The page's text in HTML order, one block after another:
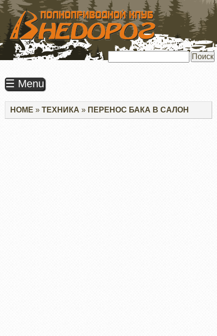
ПЕРЕЙТИ
ОСНОВНОМУ
СОДЕРЖАНИЮ
☰ Menu
Строка
навигации
HOME ТЕХНИКА ПЕРЕНОС БАКА В САЛОН